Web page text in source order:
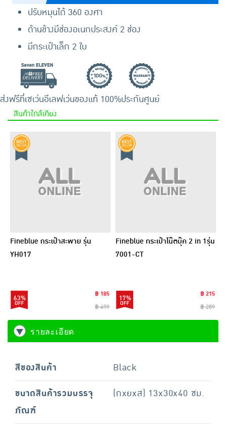
ปรับหมุนได้ 360 องศา
ด้านข้างมีช่องอเนกประสงค์ 2 ช่อง
มีกระเป๋าเล็ก 2 ใบ
ส่งฟรีที่เซเว่นอีเลฟเว่นของแท้ 100%ประกันศูนย์
สินค้าใกล้เคียง
Fineblue กระเป๋าสะพาย รุ่น
YH017
63%
฿ 185
฿ 499
Fineblue กระเป๋าโน๊ตบุ๊ค 2 in 1รุ่น
7001-CT
17%
฿ 215
฿ 259
รายละเอียด
สีของสินค้า
Black
ขนาดสินค้ารวมบรรจุ
ภัณฑ์
(กxยxส) 13x30x40 ซม.